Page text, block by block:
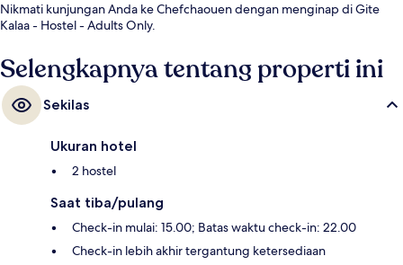
Nikmati kunjungan Anda ke Chefchaouen dengan menginap di Gite
Kalaa - Hostel - Adults Only.
Selengkapnya tentang properti ini
Sekilas
Ukuran hotel
2 hostel
Saat tiba/pulang
Check-in mulai: 15.00; Batas waktu check-in: 22.00
Check-in lebih akhir tergantung ketersediaan